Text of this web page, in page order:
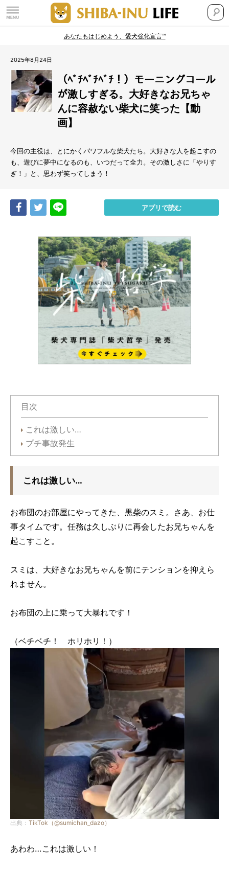
あなたもはじめよう、愛犬強化宣言™
2025年8月24日
（ﾍﾞﾁﾍﾞﾁﾍﾞﾁ！）モーニングコール
が激しすぎる。大好きなお兄ちゃ
んに容赦ない柴犬に笑った【動
画】
今回の主役は、とにかくパワフルな柴犬たち。大好きな人を起こすの
も、遊びに夢中になるのも、いつだって全力。その激しさに「やりす
ぎ！」と、思わず笑ってしまう！
Share Tweet アプリで読む
目次
これは激しい…
プチ事故発生
これは激しい…
お布団のお部屋にやってきた、黒柴のスミ。さあ、お仕
事タイムです。任務は久しぶりに再会したお兄ちゃんを
起こすこと。
スミは、大好きなお兄ちゃんを前にテンションを抑えら
れません。
お布団の上に乗って大暴れです！
（ベチベチ！ ホリホリ！）
出典： TikTok（@sumichan_dazo）
あわわ…これは激しい！